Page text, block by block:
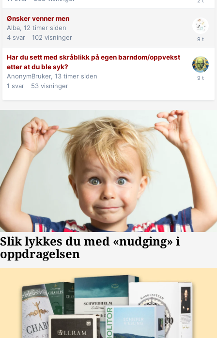
Ønsker venner men
Alba, 12 timer siden
4 svar 102 visninger
Har du sett med skråblikk på egen barndom/oppvekst
etter at du ble syk?
AnonymBruker, 13 timer siden
1 svar 53 visninger